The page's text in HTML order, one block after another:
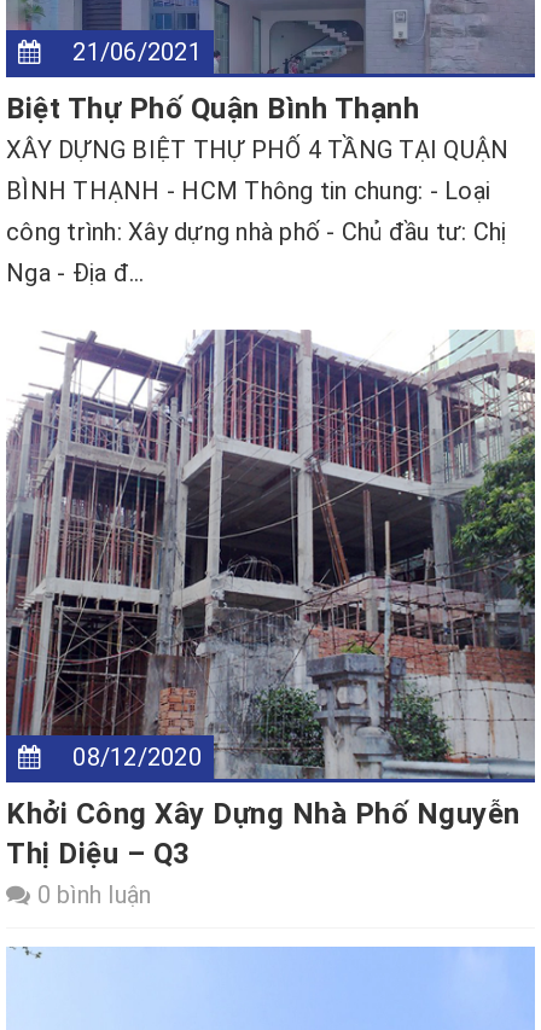
21/06/2021
Biệt Thự Phố Quận Bình Thạnh
XÂY DỰNG BIỆT THỰ PHỐ 4 TẦNG TẠI QUẬN
BÌNH THẠNH - HCM Thông tin chung: - Loại
công trình: Xây dựng nhà phố - Chủ đầu tư: Chị
Nga - Địa đ...
08/12/2020
Khởi Công Xây Dựng Nhà Phố Nguyễn
Thị Diệu – Q3
0 bình luận